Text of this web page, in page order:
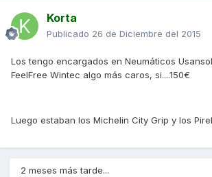
Korta
Publicado 26 de Diciembre del 2015
Los tengo encargados en Neumáticos
FeelFree Wintec algo más caros, si....150€
Luego estaban los Michelin City Grip y los
2 meses más tarde...